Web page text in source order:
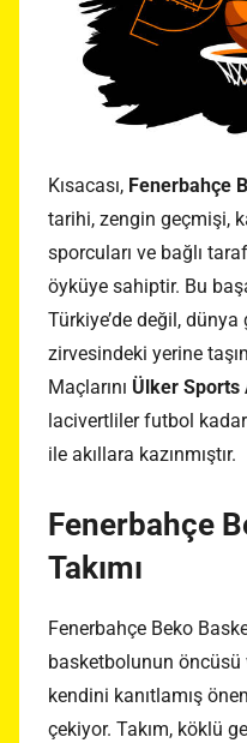
Kısacası, Fenerbahçe
tarihi, zengin geçmişi,
sporcuları ve bağlı
öyküye sahiptir. Bu
Türkiye’de değil,
zirvesindeki yerine
Maçlarını Ülker Sports
lacivertliler futbol
ile akıllara kazınmıştır.
Fenerbahçe
Takımı
Fenerbahçe Beko
basketbolunun öncüsü
kendini kanıtlamış
çekiyor. Takım, köklü